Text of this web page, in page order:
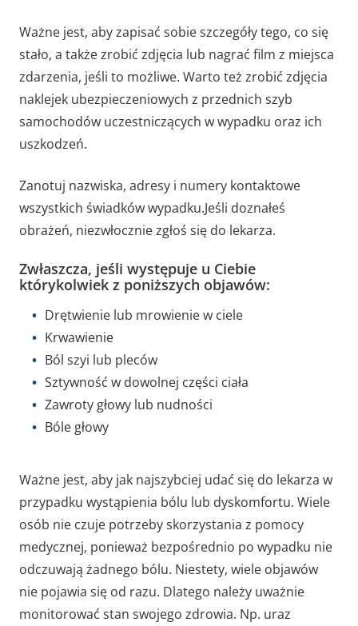
Ważne jest, aby zapisać sobie szczegóły tego, co się
stało, a także zrobić zdjęcia lub nagrać film z miejsca
zdarzenia, jeśli to możliwe. Warto też zrobić zdjęcia
naklejek ubezpieczeniowych z przednich szyb
samochodów uczestniczących w wypadku oraz ich
uszkodzeń.
Zanotuj nazwiska, adresy i numery kontaktowe
wszystkich świadków wypadku.Jeśli doznałeś
obrażeń, niezwłocznie zgłoś się do lekarza.
Zwłaszcza, jeśli występuje u Ciebie
którykolwiek z poniższych objawów:
Drętwienie lub mrowienie w ciele
Krwawienie
Ból szyi lub pleców
Sztywność w dowolnej części ciała
Zawroty głowy lub nudności
Bóle głowy
Ważne jest, aby jak najszybciej udać się do lekarza w
przypadku wystąpienia bólu lub dyskomfortu. Wiele
osób nie czuje potrzeby skorzystania z pomocy
medycznej, ponieważ bezpośrednio po wypadku nie
odczuwają żadnego bólu. Niestety, wiele objawów
nie pojawia się od razu. Dlatego należy uważnie
monitorować stan swojego zdrowia. Np. uraz